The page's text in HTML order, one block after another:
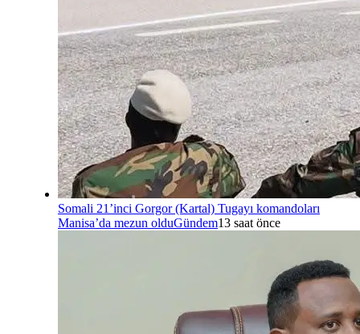
Somali 21’inci Gorgor (Kartal) Tugayı komandoları
Manisa’da mezun olduGündem13 saat önce